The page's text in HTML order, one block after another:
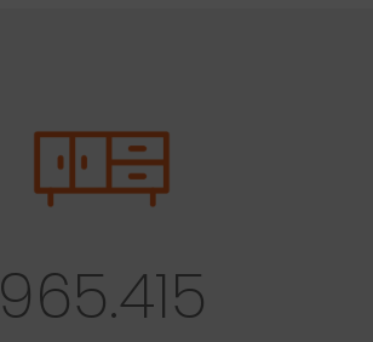
965.415